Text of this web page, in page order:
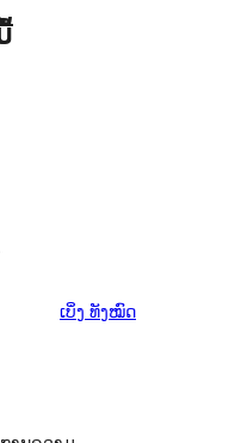
ເບິ່ງ ຄຳ
ທັງໝົດ